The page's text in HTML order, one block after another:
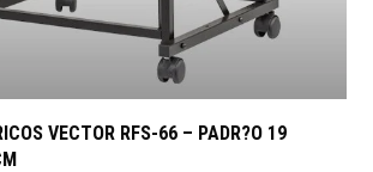
VECTOR RFS-66 – PADR?O 19